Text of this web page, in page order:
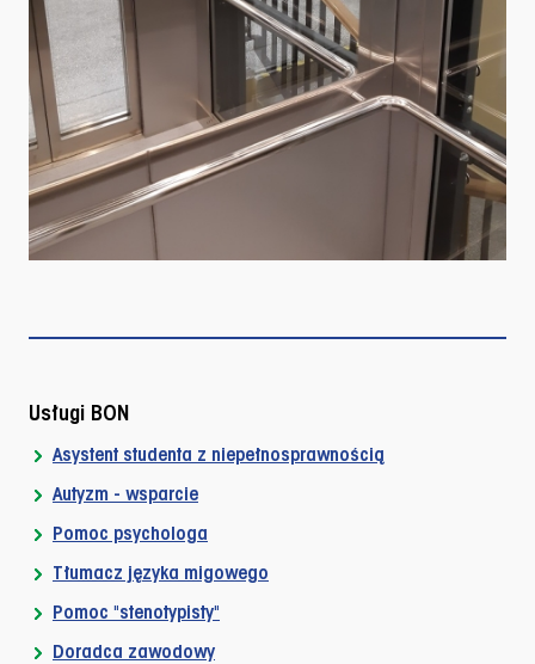
Usługi BON
Asystent studenta z niepełnosprawnością
Autyzm - wsparcie
Pomoc psychologa
Tłumacz języka migowego
Pomoc "stenotypisty"
Doradca zawodowy